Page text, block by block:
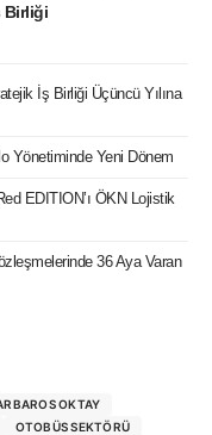
Birliği
İş Birliği Üçüncü Yılına
Yönetiminde Yeni Dönem
EDITION’ı ÖKN Lojistik
36 Aya Varan
OKTAY
OTOBÜS SEKTÖRÜ